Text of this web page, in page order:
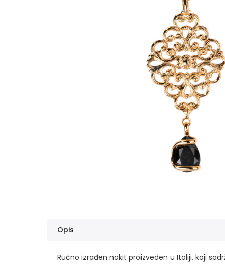
Opis
Ručno izrađen nakit proizveden u Italiji, koji